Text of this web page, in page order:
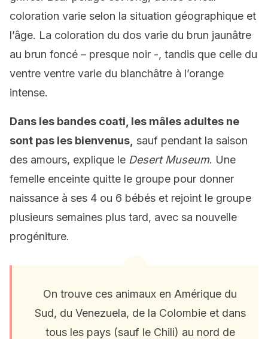
coloration varie selon la situation géographique et
l’âge. La coloration du dos varie du brun jaunâtre
au brun foncé – presque noir -, tandis que celle du
ventre ventre varie du blanchâtre à l’orange
intense.
Dans les bandes coati, les mâles adultes ne
sont pas les bienvenus, sauf pendant la saison
des amours, explique le Desert Museum. Une
femelle enceinte quitte le groupe pour donner
naissance à ses 4 ou 6 bébés et rejoint le groupe
plusieurs semaines plus tard, avec sa nouvelle
progéniture.
On trouve ces animaux en Amérique du
Sud, du Venezuela, de la Colombie et dans
tous les pays (sauf le Chili) au nord de